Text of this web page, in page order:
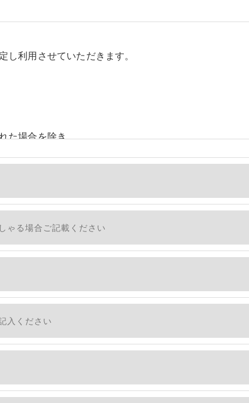
利用させていただきます。
た場合を除き、
情報を外部に委託する場合があります。
＞